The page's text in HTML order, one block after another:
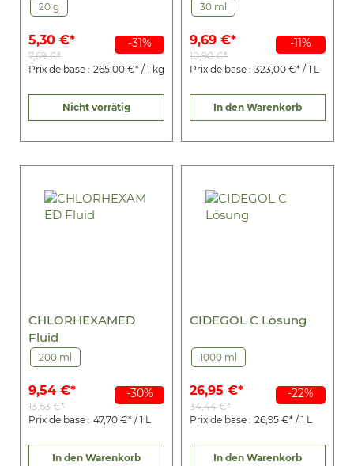
-31%
20 g
5,30 €*
7,69 €*
Prix de base : 265,00 €* / 1 kg
Nicht vorrätig
-11%
30 ml
9,69 €*
10,90 €*
Prix de base : 323,00 €* / 1 L
In den Warenkorb
-30%
CHLORHEXAMED
Fluid
200 ml
9,54 €*
13,63 €*
Prix de base : 47,70 €* / 1 L
In den Warenkorb
-22%
CIDEGOL C Lösung
1000 ml
26,95 €*
34,44 €*
Prix de base : 26,95 €* / 1 L
In den Warenkorb